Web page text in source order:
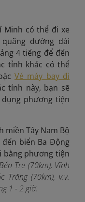
Minh có thể đi xe
đường dài
4 tiếng để đến
tỉnh khác có thể
Vé máy bay đi
tỉnh này, bạn sẽ
phương tiện
miền Tây Nam Bộ
biển Ba Động
bằng phương tiện
Tre (70km), Vĩnh
Trăng (70km), v.v.
1 - 2 giờ.